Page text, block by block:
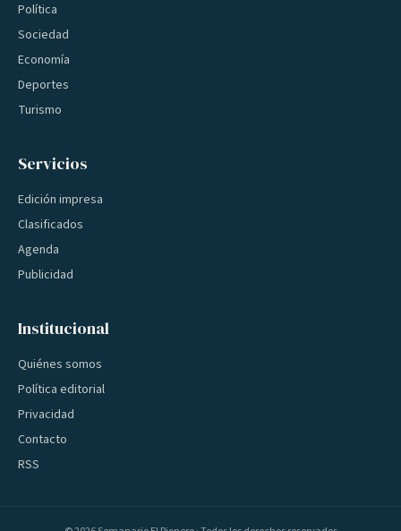
Política
Sociedad
Economía
Deportes
Turismo
Servicios
Edición impresa
Clasificados
Agenda
Publicidad
Institucional
Quiénes somos
Política editorial
Privacidad
Contacto
RSS